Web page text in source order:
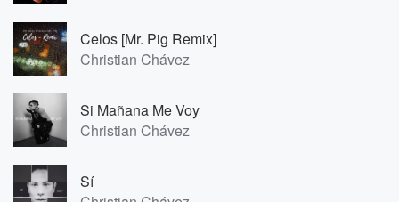
Celos [Mr. Pig Remix]
Christian Chávez
Si Mañana Me Voy
Christian Chávez
Sí